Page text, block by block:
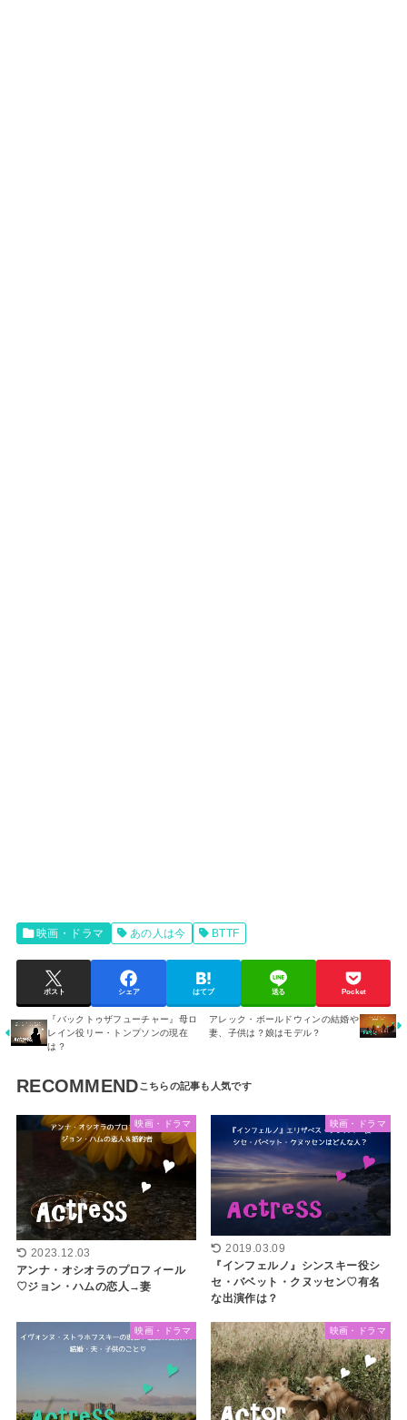
映画・ドラマ あの人は今 BTTF
ポスト シェア はてブ 送る Pocket
『バックトゥザフューチャー』母ロ
レイン役リー・トンプソンの現在
は？
アレック・ボールドウィンの結婚や
妻、子供は？娘はモデル？
RECOMMEND
映画・ドラマ
2023.12.03
アンナ・オシオラのプロフィール
♡ジョン・ハムの恋人→妻
映画・ドラマ
2019.03.09
『インフェルノ』シンスキー役シ
セ・バベット・クヌッセン♡有名
な出演作は？
映画・ドラマ 映画・ドラマ